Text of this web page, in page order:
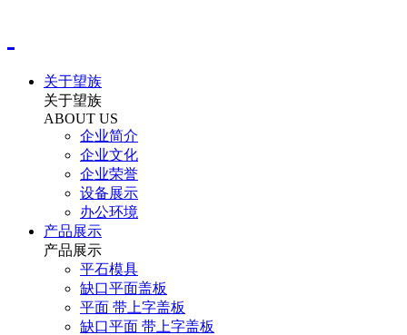
关于望族
关于望族
ABOUT US
企业简介
企业文化
企业荣誉
设备展示
办公环境
产品展示
产品展示
平石模具
缺口平面盖板
平面 带上字盖板
缺口平面 带上字盖板